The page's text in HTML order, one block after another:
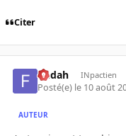
Citer
fledah INpactien
Posté(e) le 10 août
AUTEUR